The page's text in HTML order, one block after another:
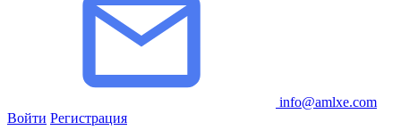
info@amlxe.com
Войти Регистрация